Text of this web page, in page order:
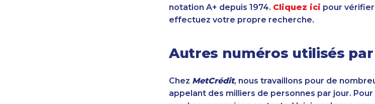
notation A+ depuis 1974. Cliquez ici pour
effectuez votre propre recherche.
Autres numéros utilisés par
Chez MetCrédit, nous travaillons pour de
appelant des milliers de personnes par jour.